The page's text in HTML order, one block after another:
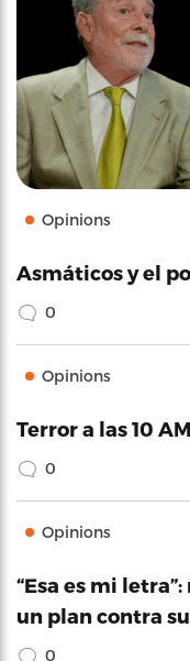
Opinions
Asmáticos y el
0
Opinions
Terror a las 10 AM
0
Opinions
“Esa es mi
un plan contra
0